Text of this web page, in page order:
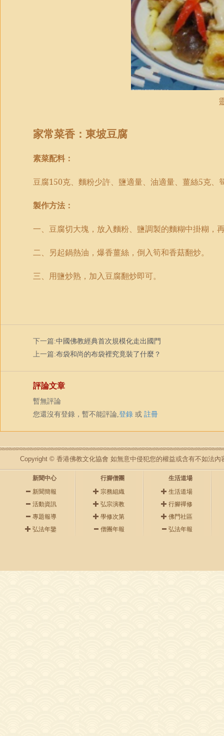
家常菜香： 東坡豆腐
素菜配料：
豆腐150克、麵粉少許、鹽適量、油適量、薑絲5克、
製作方法：
一、豆腐切大塊，放入麵粉、鹽調製的麵糊中掛糊，
二、另起鍋熱油，爆香薑絲，倒入筍和香菇翻炒。
三、用鹽炒熟，加入豆腐翻炒即可。
下一篇:中國佛教經典首次規模化走出國門
上一篇:布袋和尚的布袋裡究竟裝了什麼？
評論文章
暫無評論
您還沒有登錄，暫不能評論,登錄 或 註冊
Copyright © 香港佛教文化協會 如無意中侵犯您的權益或含有不如法內
新聞中心
新聞簡報
活動資訊
專題報導
弘法年鑒
行腳僧團
宗務組織
弘宗演教
學修次第
僧團年報
生活道場
生活道場
行腳禪修
佛門社區
弘法年報